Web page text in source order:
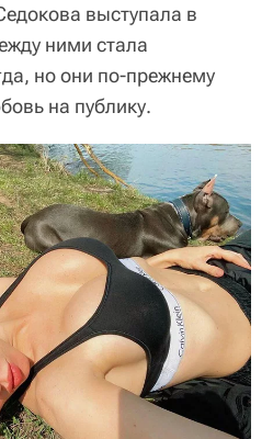
выступала в
ними стала
но они по-прежнему
на публику.